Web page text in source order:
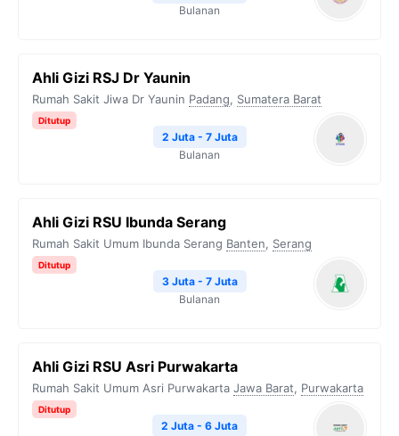
Bulanan
Ahli Gizi RSJ Dr Yaunin
Rumah Sakit Jiwa Dr Yaunin Padang, Sumatera Barat
Ditutup
2 Juta - 7 Juta
Bulanan
Ahli Gizi RSU Ibunda Serang
Rumah Sakit Umum Ibunda Serang Banten, Serang
Ditutup
3 Juta - 7 Juta
Bulanan
Ahli Gizi RSU Asri Purwakarta
Rumah Sakit Umum Asri Purwakarta Jawa Barat, Purwakarta
Ditutup
2 Juta - 6 Juta